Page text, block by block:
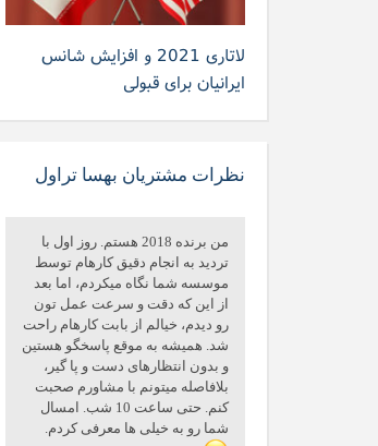
لاتاری 2021 و افزایش شانس
ایرانیان برای قبولی
نظرات مشتریان بهسا تراول
من برنده 2018 هستم. روز اول با
تردید به انجام دقیق کارهام توسط
موسسه شما نگاه میکردم، اما بعد
از این که دقت و سرعت عمل تون
رو دیدم، خیالم از بابت کارهام راحت
شد. همیشه به موقع پاسخگو هستین
و بدون انتظارهای دست و پا گیر،
بلافاصله میتونم با مشاورم صحبت
کنم. حتی ساعت 10 شب. امسال
شما رو به خیلی ها معرفی کردم.